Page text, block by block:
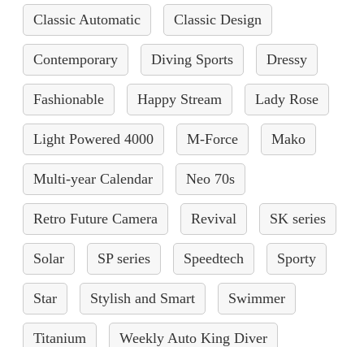
Classic Automatic Classic Design
Contemporary Diving Sports Dressy
Fashionable Happy Stream Lady Rose
Light Powered 4000 M-Force Mako
Multi-year Calendar Neo 70s
Retro Future Camera Revival SK series
Solar SP series Speedtech Sporty
Star Stylish and Smart Swimmer
Titanium Weekly Auto King Diver